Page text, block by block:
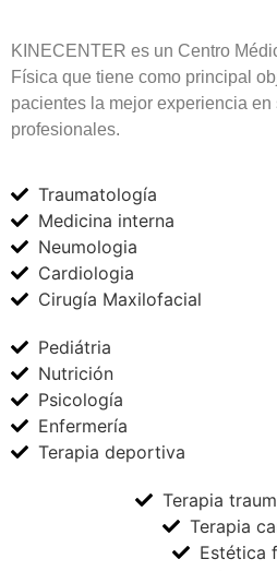
KINECENTER es un Centro
Física que tiene como principal
pacientes la mejor experiencia
profesionales.
Traumatología
Medicina interna
Neumologia
Cardiologia
Cirugía Maxilofacial
Pediátria
Nutrición
Psicología
Enfermería
Terapia deportiva
Terapia
Terapia
Estética